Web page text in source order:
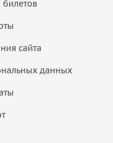
билетов
сайта
данных